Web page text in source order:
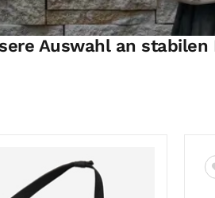
Auswahl an stabilen